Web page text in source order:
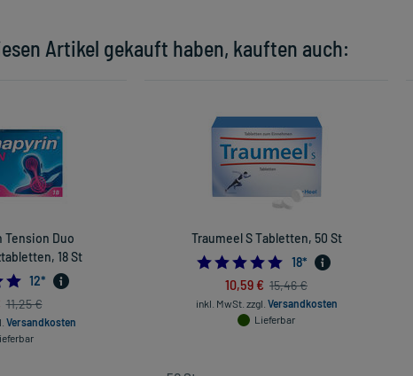
Artikel gekauft haben, kauften auch:
Tension Duo
18 St
4.916666666666667
12*
11,25 €
Versandkosten
Traumeel S Tabletten, 50 St
4.944444444444445
18*
10,59 € 15,46 €
inkl. MwSt. zzgl. Versandkosten
Lieferbar